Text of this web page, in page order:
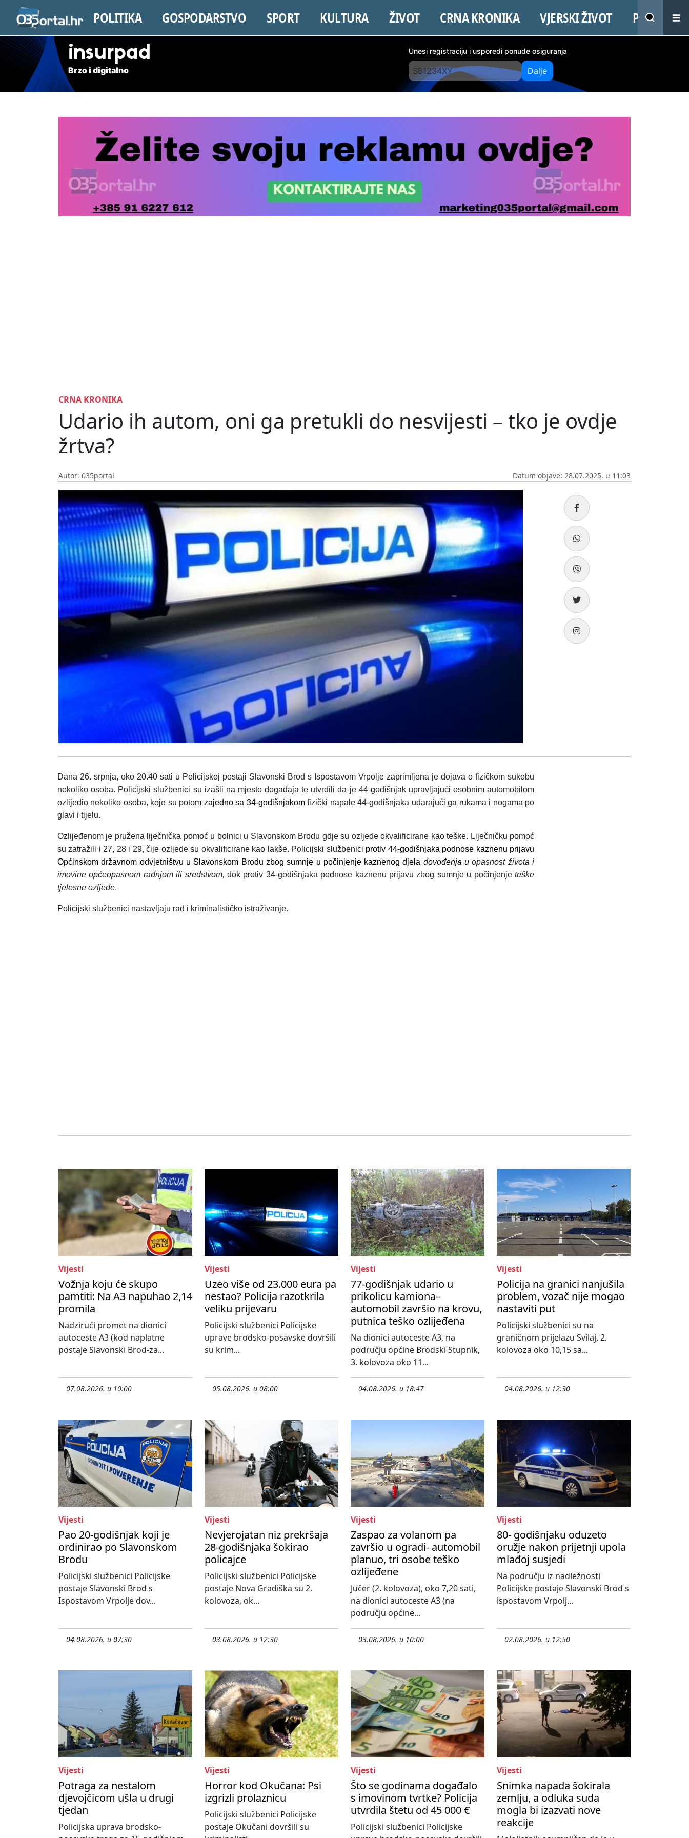
POLITIKA GOSPODARSTVO SPORT KULTURA ŽIVOT CRNA KRONIKA VJERSKI ŽIVOT PROMO
insurpad
Brzo i digitalno
Unesi registraciju i usporedi ponude osiguranja
Dalje
CRNA KRONIKA
Udario ih autom, oni ga pretukli do nesvijesti – tko je ovdje
žrtva?
Autor: 035portal Datum objave: 28.07.2025. u 11:03
Dana 26. srpnja, oko 20.40 sati u Policijskoj postaji Slavonski Brod s Ispostavom Vrpolje zaprimljena je dojava o fizičkom sukobu
nekoliko osoba. Policijski službenici su izašli na mjesto događaja te utvrdili da je 44-godišnjak upravljajući osobnim automobilom
ozlijedio nekoliko osoba, koje su potom zajedno sa 34-godišnjakomfizički napale 44-godišnjaka udarajući ga rukama i nogama po
glavi i tijelu.
Ozlijeđenom je pružena liječnička pomoć u bolnici u Slavonskom Brodu gdje su ozljede okvalificirane kao teške. Liječničku pomoć
su zatražili i 27, 28 i 29, čije ozljede su okvalificirane kao lakše. Policijski službenici protiv 44-godišnjaka podnose kaznenu prijavu
Općinskom državnom odvjetništvu u Slavonskom Brodu zbog sumnje u počinjenje kaznenog djela dovođenja uopasnost života i
imovine općeopasnom radnjom ili sredstvom, dok protiv 34-godišnjaka podnose kaznenu prijavu zbog sumnje u počinjenje teške
tjelesne ozljede.
Policijski službenici nastavljaju rad i kriminalističko istraživanje.
Vijesti
Vožnja koju će skupo
pamtiti: Na A3 napuhao 2,14
promila
Nadzirući promet na dionici
autoceste A3 (kod naplatne
postaje Slavonski Brod-za...
07.08.2026. u 10:00
Vijesti
Uzeo više od 23.000 eura pa
nestao? Policija razotkrila
veliku prijevaru
Policijski službenici Policijske
uprave brodsko-posavske dovršili
su krim...
05.08.2026. u 08:00
Vijesti
77-godišnjak udario u
prikolicu kamiona–
automobil završio na krovu,
putnica teško ozlijeđena
Na dionici autoceste A3, na
području općine Brodski Stupnik,
3. kolovoza oko 11...
04.08.2026. u 18:47
Vijesti
Policija na granici nanjušila
problem, vozač nije mogao
nastaviti put
Policijski službenici su na
graničnom prijelazu Svilaj, 2.
kolovoza oko 10,15 sa...
04.08.2026. u 12:30
Vijesti
Pao 20-godišnjak koji je
ordinirao po Slavonskom
Brodu
Policijski službenici Policijske
postaje Slavonski Brod s
Ispostavom Vrpolje dov...
04.08.2026. u 07:30
Vijesti
Nevjerojatan niz prekršaja
28-godišnjaka šokirao
policajce
Policijski službenici Policijske
postaje Nova Gradiška su 2.
kolovoza, ok...
03.08.2026. u 12:30
Vijesti
Zaspao za volanom pa
završio u ogradi- automobil
planuo, tri osobe teško
ozlijeđene
Jučer (2. kolovoza), oko 7,20 sati,
na dionici autoceste A3 (na
području općine...
03.08.2026. u 10:00
Vijesti
80- godišnjaku oduzeto
oružje nakon prijetnji upola
mlađoj susjedi
Na području iz nadležnosti
Policijske postaje Slavonski Brod s
ispostavom Vrpolj...
02.08.2026. u 12:50
Vijesti
Potraga za nestalom
djevojčicom ušla u drugi
tjedan
Policijska uprava brodsko-
Vijesti
Horror kod Okučana: Psi
izgrizli prolaznicu
Policijski službenici Policijske
postaje Okučani dovršili su
Vijesti
Što se godinama događalo
s imovinom tvrtke? Policija
utvrdila štetu od 45 000 €
Policijski službenici Policijske
Vijesti
Snimka napada šokirala
zemlju, a odluka suda
mogla bi izazvati nove
reakcije